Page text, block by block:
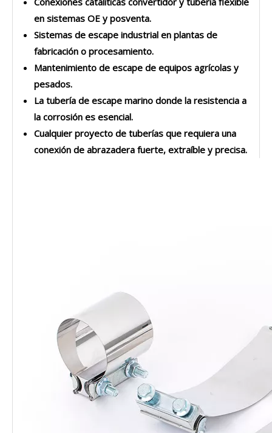
en sistemas OE y posventa.
Sistemas de escape industrial en plantas de
fabricación o procesamiento.
Mantenimiento de escape de equipos agrícolas y
pesados.
La tubería de escape marino donde la resistencia a
la corrosión es esencial.
Cualquier proyecto de tuberías que requiera una
conexión de abrazadera fuerte, extraíble y precisa.